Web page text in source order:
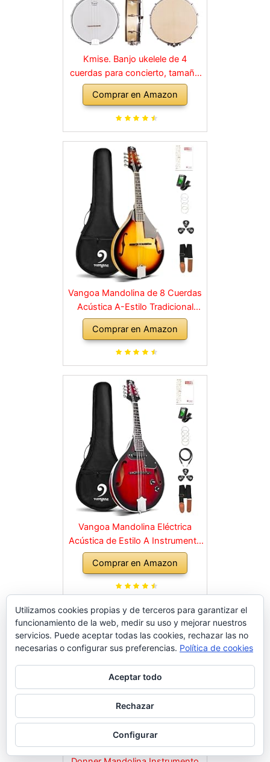
Kmise. Banjo ukelele de 4
cuerdas para concierto, tamaño
de 58,4 cm, madera de sapele.
Comprar en Amazon
Vangoa Mandolina de 8 Cuerdas
Acústica A-Estilo Tradicional
Bluegrass Instrumento de
Mandolinas para Principiantes,
Sunburst
Comprar en Amazon
Vangoa Mandolina Eléctrica
Acústica de Estilo A Instrumento
de Mandolina para Principiantes
Caoba Rojo con Bolsa de
Concierto, Púas, Correa de
Sintonizador de Cuerdas
Comprar en Amazon
Utilizamos cookies propias y de terceros para garantizar el
funcionamiento de la web, medir su uso y mejorar nuestros
servicios. Puede aceptar todas las cookies, rechazar las no
necesarias o configurar sus preferencias. Política de cookies
Aceptar todo
Rechazar
Configurar